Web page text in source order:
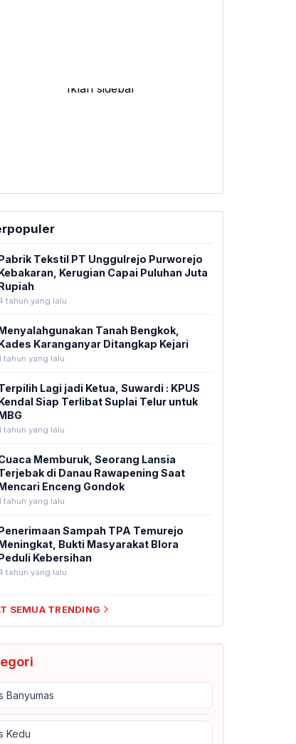
Tekstil PT Unggulrejo Purworejo
Kerugian Capai Puluhan Juta
tahun yang lalu
Tanah Bengkok,
Karanganyar Ditangkap Kejari
tahun yang lalu
Lagi jadi Ketua, Suwardi : KPUS
Siap Terlibat Suplai Telur untuk
tahun yang lalu
Memburuk, Seorang Lansia
di Danau Rawapening Saat
Enceng Gondok
tahun yang lalu
Sampah TPA Temurejo
Bukti Masyarakat Blora
Kebersihan
tahun yang lalu
SEMUA TRENDING
Banyumas
Kedu